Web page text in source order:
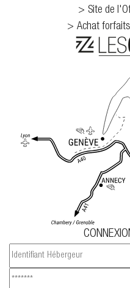
Site de
Achat